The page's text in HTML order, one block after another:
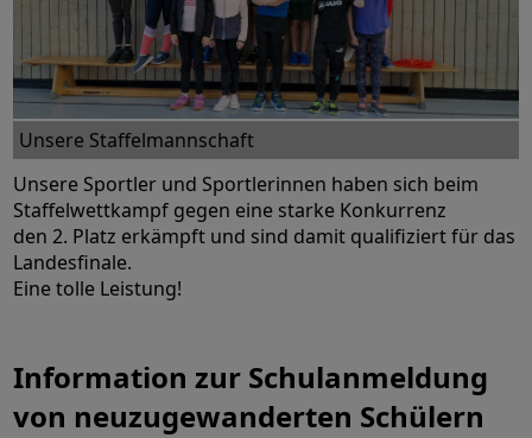
Unsere Staffelmannschaft
Unsere Sportler und Sportlerinnen haben sich beim
Staffelwettkampf gegen eine starke Konkurrenz
den 2. Platz erkämpft und sind damit qualifiziert für das
Landesfinale.
Eine tolle Leistung!
Information zur Schulanmeldung
von neuzugewanderten Schülern